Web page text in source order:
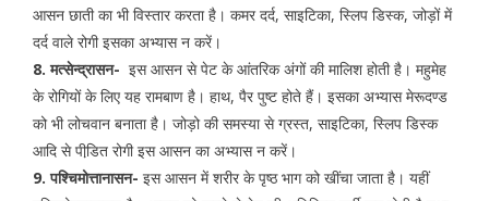
आसन छाती का भी विस्तार करता है। कमर दर्द, साइटिका, स्लिप डिस्क, जोड़ों में
दर्द वाले रोगी इसका अभ्यास न करें।
8. मत्सेन्द्रासन- इस आसन से पेट के आंतरिक अंगों की मालिश होती है। महुमेह
के रोगियों के लिए यह रामबाण है। हाथ, पैर पुष्ट होते हैं। इसका अभ्यास मेरूदण्ड
को भी लोचवान बनाता है। जोड़ो की समस्या से ग्रस्त, साइटिका, स्लिप डिस्क
आदि से पीडि़त रोगी इस आसन का अभ्यास न करें।
9. पश्चिमोत्तानासन- इस आसन में शरीर के पृष्ठ भाग को खींचा जाता है। यहीं